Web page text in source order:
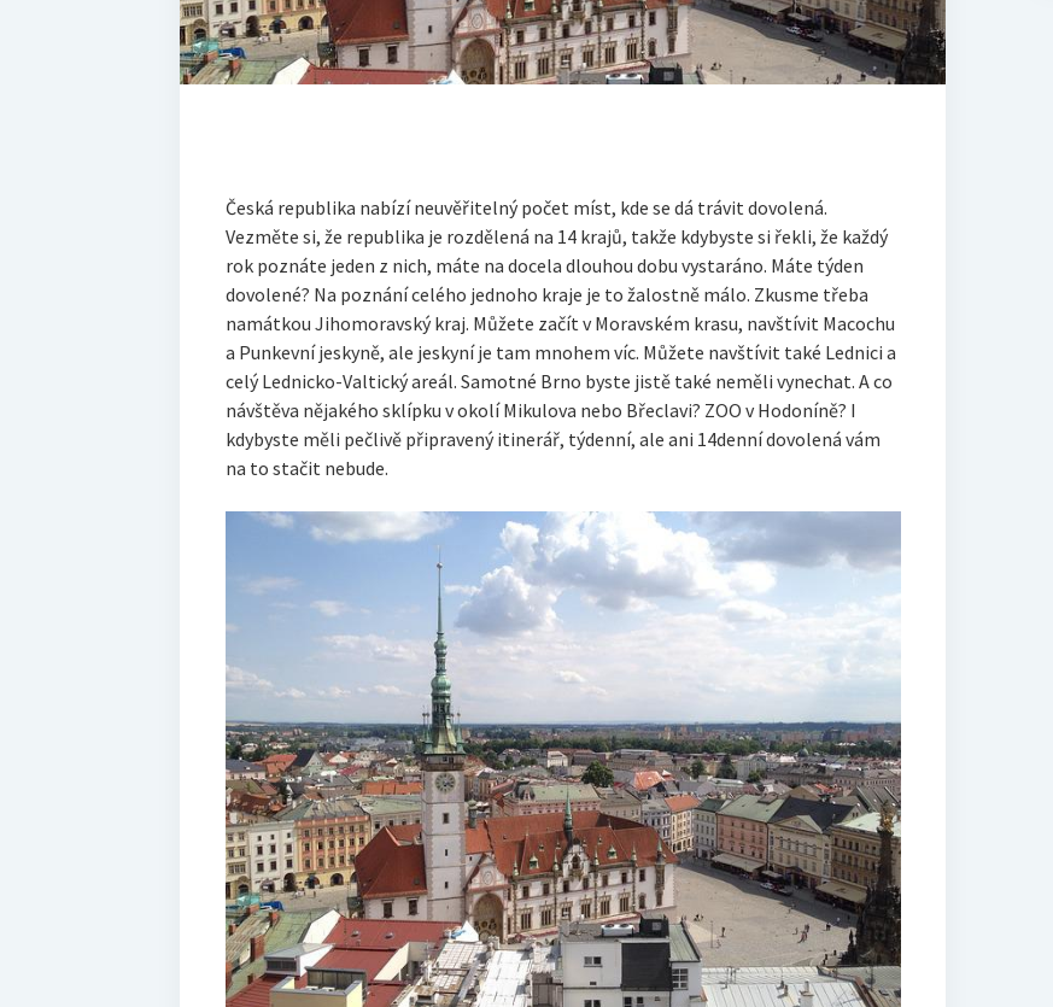
Česká republika nabízí neuvěřitelný počet míst, kde se dá trávit dovolená.
Vezměte si, že republika je rozdělená na 14 krajů, takže kdybyste si řekli, že každý
rok poznáte jeden z nich, máte na docela dlouhou dobu vystaráno. Máte týden
dovolené? Na poznání celého jednoho kraje je to žalostně málo. Zkusme třeba
namátkou Jihomoravský kraj. Můžete začít v Moravském krasu, navštívit Macochu
a Punkevní jeskyně, ale jeskyní je tam mnohem víc. Můžete navštívit také Lednici a
celý Lednicko-Valtický areál. Samotné Brno byste jistě také neměli vynechat. A co
návštěva nějakého sklípku v okolí Mikulova nebo Břeclavi? ZOO v Hodoníně? I
kdybyste měli pečlivě připravený itinerář, týdenní, ale ani 14denní dovolená vám
na to stačit nebude.